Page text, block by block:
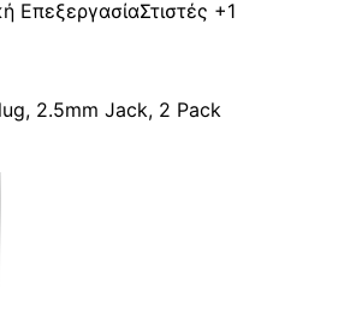
ΕπεξεργασίαΣτιστές +1
2.5mm Jack, 2 Pack